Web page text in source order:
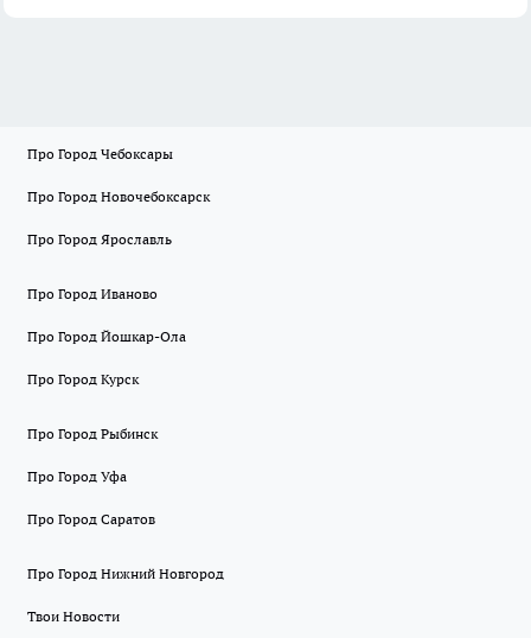
Про Город Чебоксары
Про Город Новочебоксарск
Про Город Ярославль
Про Город Иваново
Про Город Йошкар-Ола
Про Город Курск
Про Город Рыбинск
Про Город Уфа
Про Город Саратов
Про Город Нижний Новгород
Твои Новости